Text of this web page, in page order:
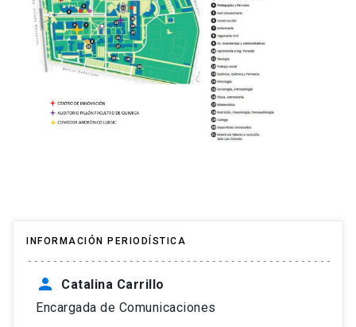
INFORMACIÓN PERIODÍSTICA
person
Catalina Carrillo
Encargada de Comunicaciones